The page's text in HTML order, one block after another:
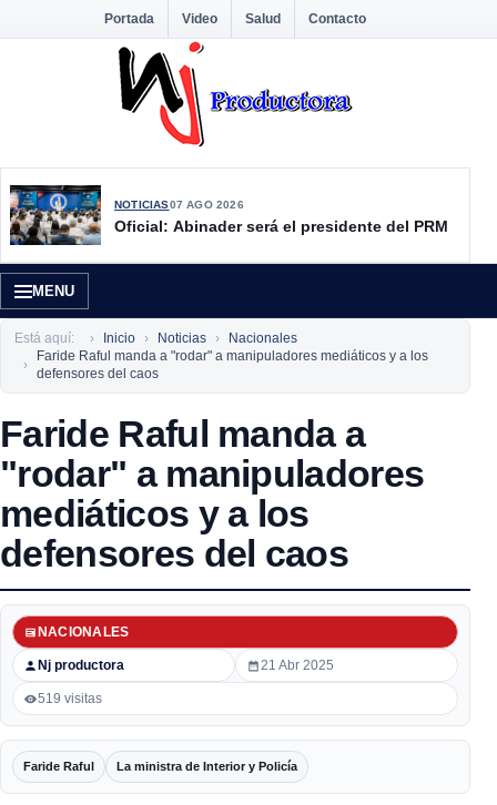
Portada Video Salud Contacto
NOTICIAS07 AGO 2026
Oficial: Abinader será el presidente del PRM
MENU
Está aquí: Inicio Noticias
Nacionales
Faride Raful manda a "rodar" a manipuladores mediáticos y a los
defensores del caos
Faride Raful manda a
"rodar" a manipuladores
mediáticos y a los
defensores del caos
Nj productora
NACIONALES
21 Abr 2025
519 visitas
Faride Raful La ministra de Interior y Policía